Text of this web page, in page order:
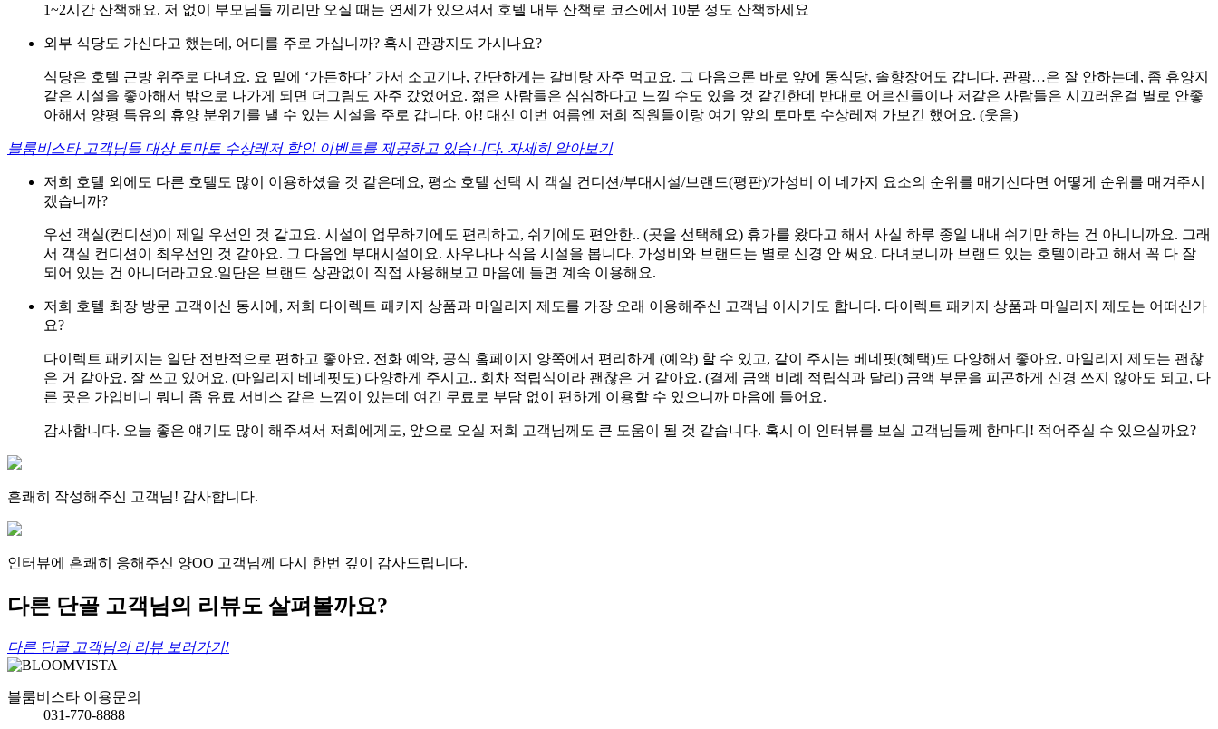
1~2시간 산책해요. 저 없이 부모님들 끼리만 오실 때는 연세가 있으셔서 호텔 내부 산책로 코스에서 10분 정도 산책하세요
외부 식당도 가신다고 했는데, 어디를 주로 가십니까? 혹시 관광지도 가시나요?
식당은 호텔 근방 위주로 다녀요. 요 밑에 ‘가든하다’ 가서 소고기나, 간단하게는 갈비탕 자주 먹고요. 그 다음으론 바로 앞에 동식당, 솔향장어도 갑니다. 관광…은 잘 안하는데, 좀 휴양지
같은 시설을 좋아해서 밖으로 나가게 되면 더그림도 자주 갔었어요. 젊은 사람들은 심심하다고 느낄 수도 있을 것 같긴한데 반대로 어르신들이나 저같은 사람들은 시끄러운걸 별로 안좋
아해서 양평 특유의 휴양 분위기를 낼 수 있는 시설을 주로 갑니다. 아! 대신 이번 여름엔 저희 직원들이랑 여기 앞의 토마토 수상레져 가보긴 했어요. (웃음)
블룸비스타 고객님들 대상 토마토 수상레저 할인 이벤트를 제공하고 있습니다. 자세히 알아보기
저희 호텔 외에도 다른 호텔도 많이 이용하셨을 것 같은데요, 평소 호텔 선택 시 객실 컨디션/부대시설/브랜드(평판)/가성비 이 네가지 요소의 순위를 매기신다면 어떻게 순위를 매겨주시
겠습니까?
우선 객실(컨디션)이 제일 우선인 것 같고요. 시설이 업무하기에도 편리하고, 쉬기에도 편안한.. (곳을 선택해요) 휴가를 왔다고 해서 사실 하루 종일 내내 쉬기만 하는 건 아니니까요. 그래
서 객실 컨디션이 최우선인 것 같아요. 그 다음엔 부대시설이요. 사우나나 식음 시설을 봅니다. 가성비와 브랜드는 별로 신경 안 써요. 다녀보니까 브랜드 있는 호텔이라고 해서 꼭 다 잘
되어 있는 건 아니더라고요.일단은 브랜드 상관없이 직접 사용해보고 마음에 들면 계속 이용해요.
저희 호텔 최장 방문 고객이신 동시에, 저희 다이렉트 패키지 상품과 마일리지 제도를 가장 오래 이용해주신 고객님 이시기도 합니다. 다이렉트 패키지 상품과 마일리지 제도는 어떠신가
요?
다이렉트 패키지는 일단 전반적으로 편하고 좋아요. 전화 예약, 공식 홈페이지 양쪽에서 편리하게 (예약) 할 수 있고, 같이 주시는 베네핏(혜택)도 다양해서 좋아요. 마일리지 제도는 괜찮
은 거 같아요. 잘 쓰고 있어요. (마일리지 베네핏도) 다양하게 주시고.. 회차 적립식이라 괜찮은 거 같아요. (결제 금액 비례 적립식과 달리) 금액 부문을 피곤하게 신경 쓰지 않아도 되고, 다
른 곳은 가입비니 뭐니 좀 유료 서비스 같은 느낌이 있는데 여긴 무료로 부담 없이 편하게 이용할 수 있으니까 마음에 들어요.
감사합니다. 오늘 좋은 얘기도 많이 해주셔서 저희에게도, 앞으로 오실 저희 고객님께도 큰 도움이 될 것 같습니다. 혹시 이 인터뷰를 보실 고객님들께 한마디! 적어주실 수 있으실까요?
흔쾌히 작성해주신 고객님! 감사합니다.
인터뷰에 흔쾌히 응해주신 양OO 고객님께 다시 한번 깊이 감사드립니다.
다른 단골 고객님의 리뷰도 살펴볼까요?
다른 단골 고객님의 리뷰 보러가기!
블룸비스타 이용문의
031-770-8888